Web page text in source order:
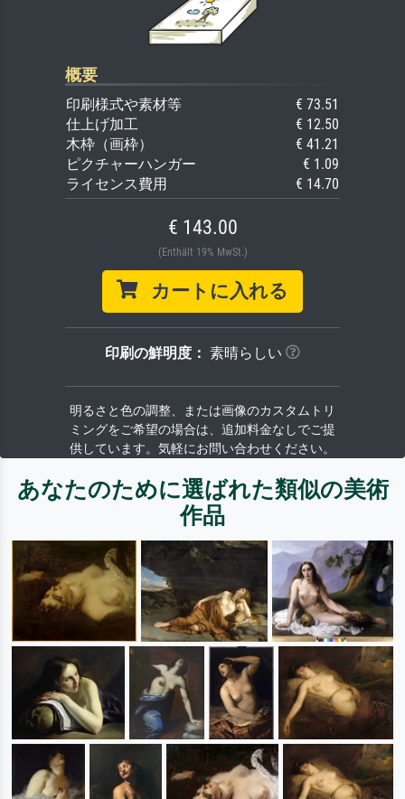
概要
印刷様式や素材等
€ 73.51
仕上げ加工
€ 12.50
木枠（画枠）
€ 41.21
ピクチャーハンガー
€ 1.09
ライセンス費用
€ 14.70
€ 143.00
(Enthält 19% MwSt.)
カートに入れる
印刷の鮮明度： 素晴らしい
明るさと色の調整、または画像のカスタムトリ
ミングをご希望の場合は、追加料金なしでご提
供しています。気軽にお問い合わせください。
あなたのために選ばれた類似の美術
作品